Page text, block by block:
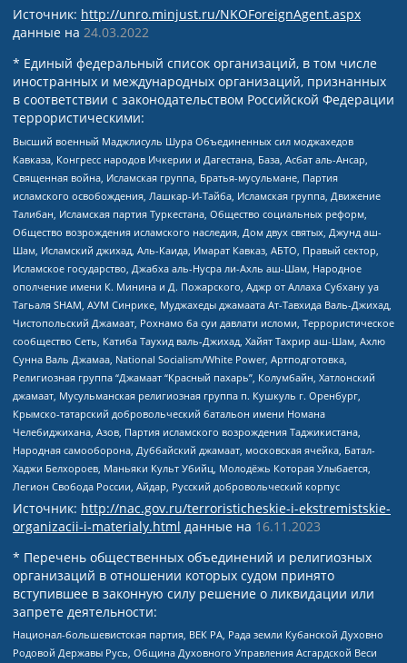
Источник: http://unro.minjust.ru/NKOForeignAgent.aspx
данные на 24.03.2022
* Единый федеральный список организаций, в том числе
иностранных и международных организаций, признанных
в соответствии с законодательством Российской Федерации
террористическими:
Высший военный Маджлисуль Шура Объединенных сил моджахедов
Кавказа, Конгресс народов Ичкерии и Дагестана, База, Асбат аль-Ансар,
Священная война, Исламская группа, Братья-мусульмане, Партия
исламского освобождения, Лашкар-И-Тайба, Исламская группа, Движение
Талибан, Исламская партия Туркестана, Общество социальных реформ,
Общество возрождения исламского наследия, Дом двух святых, Джунд аш-
Шам, Исламский джихад, Аль-Каида, Имарат Кавказ, АБТО, Правый сектор,
Исламское государство, Джабха аль-Нусра ли-Ахль аш-Шам, Народное
ополчение имени К. Минина и Д. Пожарского, Аджр от Аллаха Субхану уа
Тагьаля SHAM, АУМ Синрике, Муджахеды джамаата Ат-Тавхида Валь-Джихад,
Чистопольский Джамаат, Рохнамо ба суи давлати исломи, Террористическое
сообщество Сеть, Катиба Таухид валь-Джихад, Хайят Тахрир аш-Шам, Ахлю
Сунна Валь Джамаа, National Socialism/White Power, Артподготовка,
Религиозная группа “Джамаат “Красный пахарь”, Колумбайн, Хатлонский
джамаат, Мусульманская религиозная группа п. Кушкуль г. Оренбург,
Крымско-татарский добровольческий батальон имени Номана
Челебиджихана, Азов, Партия исламского возрождения Таджикистана,
Народная самооборона, Дуббайский джамаат, московская ячейка, Батал-
Хаджи Белхороев, Маньяки Культ Убийц, Молодёжь Которая Улыбается,
Легион Свобода России, Айдар, Русский добровольческий корпус
Источник: http://nac.gov.ru/terroristicheskie-i-ekstremistskie-
organizacii-i-materialy.html данные на 16.11.2023
* Перечень общественных объединений и религиозных
организаций в отношении которых судом принято
вступившее в законную силу решение о ликвидации или
запрете деятельности:
Национал-большевистская партия, ВЕК РА, Рада земли Кубанской Духовно
Родовой Державы Русь, Община Духовного Управления Асгардской Веси